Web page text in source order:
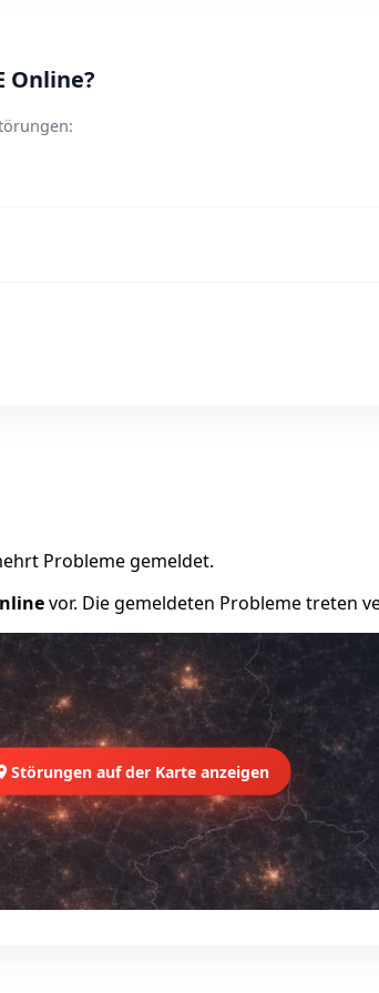
Online?
Probleme gemeldet.
vor. Die gemeldeten Probleme treten
Störungen auf der Karte anzeigen